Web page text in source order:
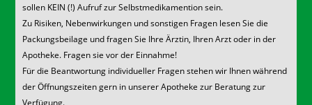
sollen KEIN (!) Aufruf zur Selbstmedikamention sein.
Zu Risiken, Nebenwirkungen und sonstigen Fragen lesen Sie die
Packungsbeilage und fragen Sie Ihre Ärztin, Ihren Arzt oder in der
Apotheke. Fragen sie vor der Einnahme!
Für die Beantwortung individueller Fragen stehen wir Ihnen während
der Öffnungszeiten gern in unserer Apotheke zur Beratung zur
Verfügung.